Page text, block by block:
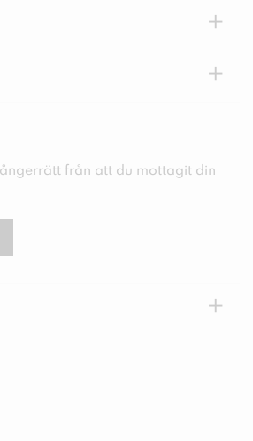
+
+
ångerrätt från att du mottagit din
+